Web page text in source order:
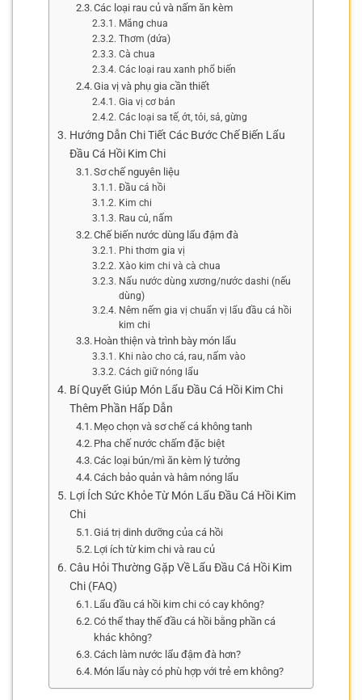
Các loại rau củ và nấm ăn kèm
Măng chua
Thơm (dứa)
Cà chua
Các loại rau xanh phổ biến
Gia vị và phụ gia cần thiết
Gia vị cơ bản
Các loại sa tế, ớt, tỏi, sả, gừng
Hướng Dẫn Chi Tiết Các Bước Chế Biến Lẩu
Đầu Cá Hồi Kim Chi
Sơ chế nguyên liệu
Đầu cá hồi
Kim chi
Rau củ, nấm
Chế biến nước dùng lẩu đậm đà
Phi thơm gia vị
Xào kim chi và cà chua
Nấu nước dùng xương/nước dashi (nếu
dùng)
Nêm nếm gia vị chuẩn vị lẩu đầu cá hồi
kim chi
Hoàn thiện và trình bày món lẩu
Khi nào cho cá, rau, nấm vào
Cách giữ nóng lẩu
Bí Quyết Giúp Món Lẩu Đầu Cá Hồi Kim Chi
Thêm Phần Hấp Dẫn
Mẹo chọn và sơ chế cá không tanh
Pha chế nước chấm đặc biệt
Các loại bún/mì ăn kèm lý tưởng
Cách bảo quản và hâm nóng lẩu
Lợi Ích Sức Khỏe Từ Món Lẩu Đầu Cá Hồi Kim
Chi
Giá trị dinh dưỡng của cá hồi
Lợi ích từ kim chi và rau củ
Câu Hỏi Thường Gặp Về Lẩu Đầu Cá Hồi Kim
Chi (FAQ)
Lẩu đầu cá hồi kim chi có cay không?
Có thể thay thế đầu cá hồi bằng phần cá
khác không?
Cách làm nước lẩu đậm đà hơn?
Món lẩu này có phù hợp với trẻ em không?